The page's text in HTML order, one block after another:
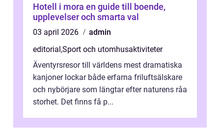
Hotell i mora en guide till boende,
upplevelser och smarta val
03 april 2026
admin
editorial,Sport och utomhusaktiviteter
Äventyrsresor till världens mest dramatiska
kanjoner lockar både erfarna friluftsälskare
och nybörjare som längtar efter naturens råa
storhet. Det finns få p...